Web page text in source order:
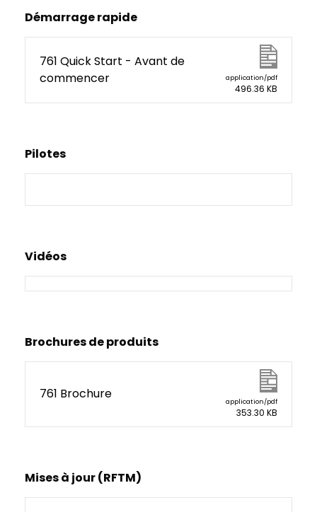
Démarrage rapide
761 Quick Start - Avant de
commencer
application/pdf
496.36 KB
Pilotes
Vidéos
Brochures de produits
761 Brochure application/pdf
353.30 KB
Mises à jour (RFTM)